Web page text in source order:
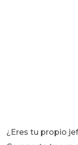
¿Eres tu propio